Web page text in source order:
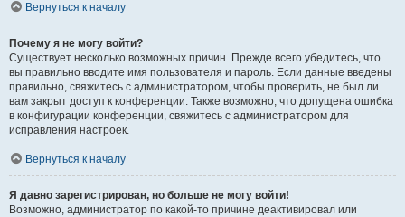
Вернуться к началу
Почему я не могу войти?
Существует несколько возможных причин. Прежде всего убедитесь, что
вы правильно вводите имя пользователя и пароль. Если данные введены
правильно, свяжитесь с администратором, чтобы проверить, не был ли
вам закрыт доступ к конференции. Также возможно, что допущена ошибка
в конфигурации конференции, свяжитесь с администратором для
исправления настроек.
Вернуться к началу
Я давно зарегистрирован, но больше не могу войти!
Возможно, администратор по какой-то причине деактивировал или